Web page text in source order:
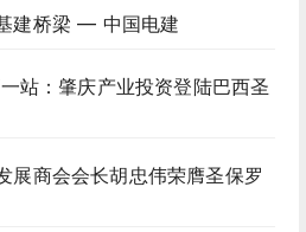
建桥梁 — 中国电建
站：肇庆产业投资登陆巴西圣
展商会会长胡忠伟荣膺圣保罗